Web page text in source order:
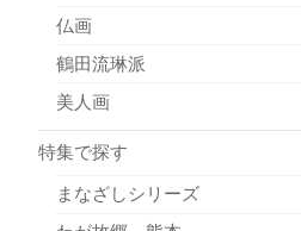
仏画
鶴田流琳派
美人画
特集で探す
まなざしシリーズ